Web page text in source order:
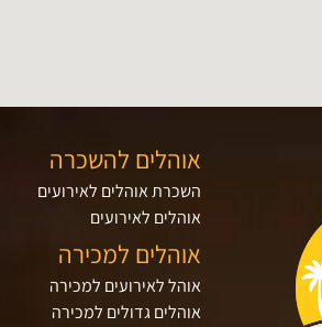
אוהלים להשכרה
השכרת אוהלים לאירועים
אוהלים לאירועים
אוהלים למכירה
אוהל לאירועים למכירה
אוהלים גדולים למכירה